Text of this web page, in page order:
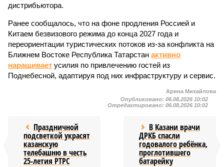
дистрибьютора.
Ранее сообщалось, что на фоне продления Россией и
Китаем безвизового режима до конца 2027 года и
переориентации туристических потоков из-за конфликта на
Ближнем Востоке Республика Татарстан активно
наращивает усилия по привлечению гостей из
Поднебесной, адаптируя под них инфраструктуру и сервис.
Арина Михайлова
Опубликовано: 06.08.2026 10:02
Отредактировано: 06.08.2026 10:02
Праздничной
подсветкой украсят
казанскую
телебашню в честь
25-летия РТРС
В Казани врачи
ДРКБ спасли
годовалого ребёнка,
проглотившего
батарейку